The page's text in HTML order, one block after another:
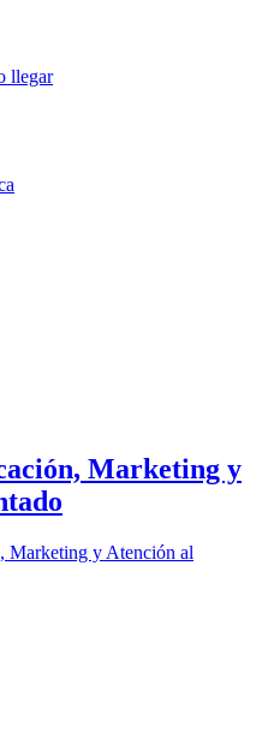
llegar
Marketing y
Marketing y Atención al